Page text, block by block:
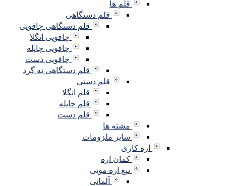
قلم ها
قلم دستگاهی
قلم دستگاهی چاقویی
چاقویی انگلا
چاقویی چاپله
چاقویی دست
قلم دستگاهی ته گرد
قلم دستی
قلم انگلا
قلم چاپله
قلم دست
مشته ها
سایر ملزومات
اره کاری
کمان اره
تیغ اره مویی
آلمانی